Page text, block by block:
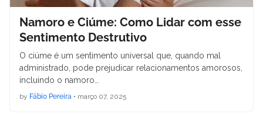
Namoro e Ciúme: Como Lidar com esse
Sentimento Destrutivo
O ciúme é um sentimento universal que, quando mal
administrado, pode prejudicar relacionamentos amorosos,
incluindo o namoro…
by Fábio Pereira • março 07, 2025